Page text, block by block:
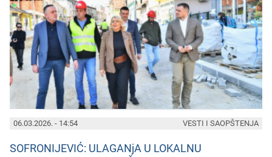
06.03.2026. - 14:54
SOFRONIJEVIĆ: ULAGANjA U LOKALNU
VESTI I SAOPŠTENJA